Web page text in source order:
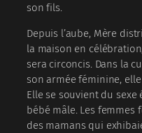
son fils.
Depuis l’aube, Mère
la maison en
sera circoncis. Dans la
son armée féminine,
Elle se souvient du
bébé mâle. Les femmes
des mamans qui